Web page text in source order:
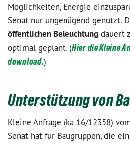
Möglichkeiten, Energie
Senat nur ungenügend genutzt.
öffentlichen Beleuchtung dauert
optimal geplant. (Hier die Kleine
download.)
Unterstützung von
Kleine Anfrage (ka 16/12358)
Senat hat für Baugruppen, die ein